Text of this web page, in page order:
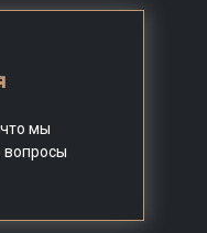
мы